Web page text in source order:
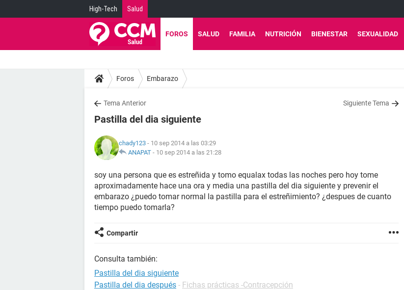
High-Tech Salud
FOROS SALUD FAMILIA NUTRICIÓN BIENESTAR SEXUALIDAD
Foros Embarazo
Tema Anterior Siguiente Tema
Pastilla del dia siguiente
chady123 - 10 sep 2014 a las 03:29
ANAPAT - 10 sep 2014 a las 21:28
soy una persona que es estreñida y tomo equalax todas las noches pero hoy tome
aproximadamente hace una ora y media una pastilla del dia siguiente y prevenir el
embarazo ¿puedo tomar normal la pastilla para el estreñimiento? ¿despues de cuanto
tiempo puedo tomarla?
Compartir
Consulta también:
Pastilla del dia siguiente
Pastilla del dia después - Fichas prácticas -Contracepción